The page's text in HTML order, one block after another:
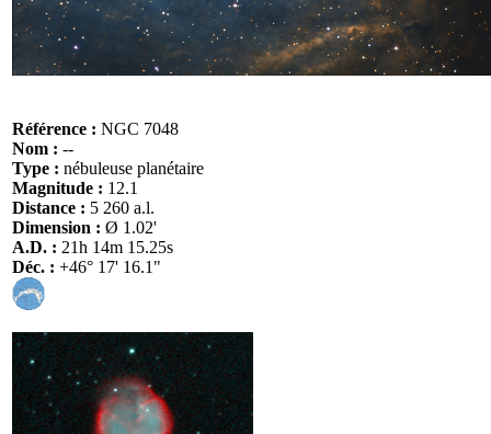
Référence : NGC 7048
Nom : --
Type : nébuleuse planétaire
Magnitude : 12.1
Distance : 5 260 a.l.
Dimension : Ø 1.02'
A.D. : 21h 14m 15.25s
Déc. : +46° 17' 16.1"